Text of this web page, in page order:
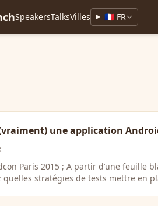
SpeakersTalksVilles 🇫🇷 FR
une application
Paris 2015 ; A partir d’une feuille
quelles stratégies de tests mettre en